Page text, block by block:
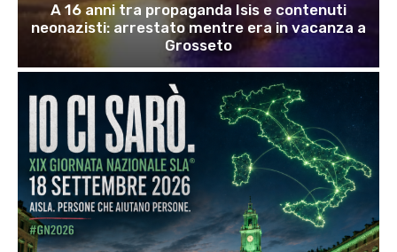
A 16 anni tra propaganda Isis e contenuti
neonazisti: arrestato mentre era in vacanza a
Grosseto